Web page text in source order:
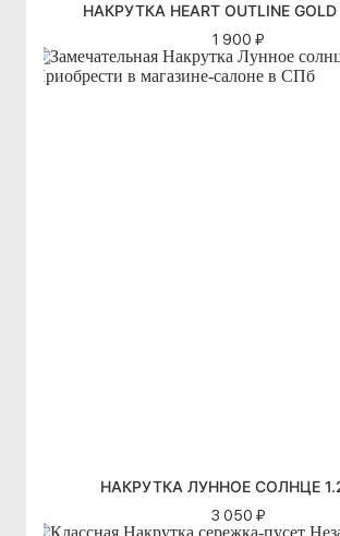
НАКРУТКА HEART OUTLINE
1 900 ₽
НАКРУТКА ЛУННОЕ СОЛНЦЕ
3 050 ₽